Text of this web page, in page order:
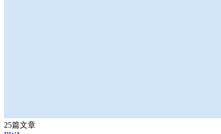
25篇文章